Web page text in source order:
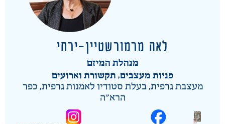
לאה מרמורשטיין-ירחי​
מנהלת המיזם
פניות מעצבים, תקשורת וארועים
מעצבת גרפית, בעלת סטודיו לאמנות גרפית, כפר
הרא"ה